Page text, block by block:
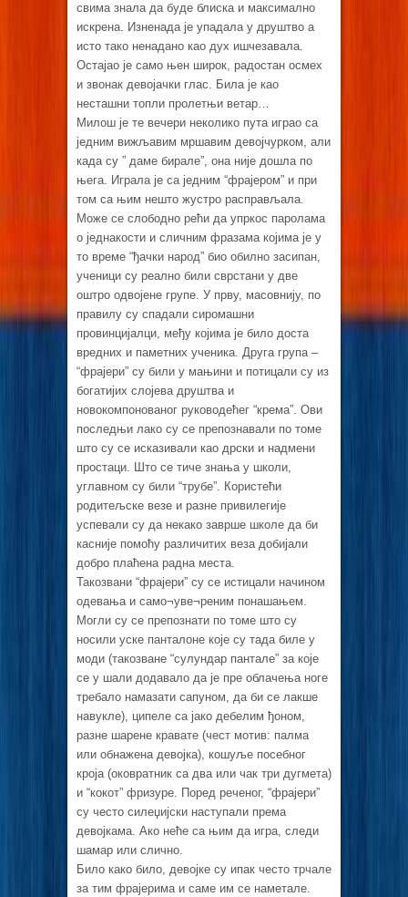
свима знала да буде блиска и максимално
искрена. Изненада је упадала у друштво а
исто тако ненадано као дух ишчезавала.
Остајао је само њен широк, радостан осмех
и звонак девојачки глас. Била је као
несташни топли пролетњи ветар…
Милош је те вечери неколико пута играо са
једним вижљавим мршавим девојчурком, али
када су ” даме бирале”, она није дошла по
њега. Играла је са једним “фрајером” и при
том са њим нешто жустро расправљала.
Може се слободно рећи да упркос паролама
о једнакости и сличним фразама којима је у
то време “ђачки народ” био обилно засипан,
ученици су реално били сврстани у две
оштро одвојене групе. У прву, масовнију, по
правилу су спадали сиромашни
провинцијалци, међу којима је било доста
вредних и паметних ученика. Друга група –
“фрајери” су били у мањини и потицали су из
богатијих слојева друштва и
новокомпонованог руководећег “крема”. Ови
последњи лако су се препознавали по томе
што су се исказивали као дрски и надмени
простаци. Што се тиче знања у школи,
углавном су били “трубе”. Користећи
родитељске везе и разне привилегије
успевали су да некако заврше школе да би
касније помоћу различитих веза добијали
добро плаћена радна места.
Такозвани “фрајери” су се истицали начином
одевања и само¬уве¬реним понашањем.
Могли су се препознати по томе што су
носили уске панталоне које су тада биле у
моди (такозване “сулундар пантале” за које
се у шали додавало да је пре облачења ноге
требало намазати сапуном, да би се лакше
навукле), ципеле са јако дебелим ђоном,
разне шарене кравате (чест мотив: палма
или обнажена девојка), кошуље посебног
кроја (оковратник са два или чак три дугмета)
и “кокот” фризуре. Поред реченог, “фрајери”
су често силеџијски наступали према
девојкама. Ако неће са њим да игра, следи
шамар или слично.
Било како било, девојке су ипак често трчале
за тим фрајерима и саме им се наметале.